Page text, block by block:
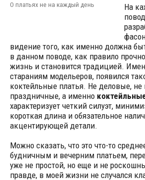
О платьях не на каждый день
На
видение того, как именно должна
в данном поводе, как правило
жизнь и становится традицией.
стараниям модельеров, появился
коктейльные платья. Не деловые, не
праздничные, а именно
характеризует четкий силуэт,
короткая длина и обязательное
акцентирующей детали.
Можно сказать, что это что-то
будничным и вечерним платьем,
уже не простой, но еще и не
правде, в моей жизни не случался